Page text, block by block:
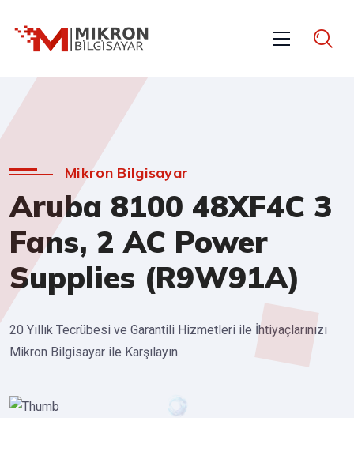
Mikron Bilgisayar
Aruba 8100 48XF4C 3
Fans, 2 AC Power
Supplies (R9W91A)
20 Yıllık Tecrübesi ve Garantili Hizmetleri ile İhtiyaçlarınızı
Mikron Bilgisayar ile Karşılayın.